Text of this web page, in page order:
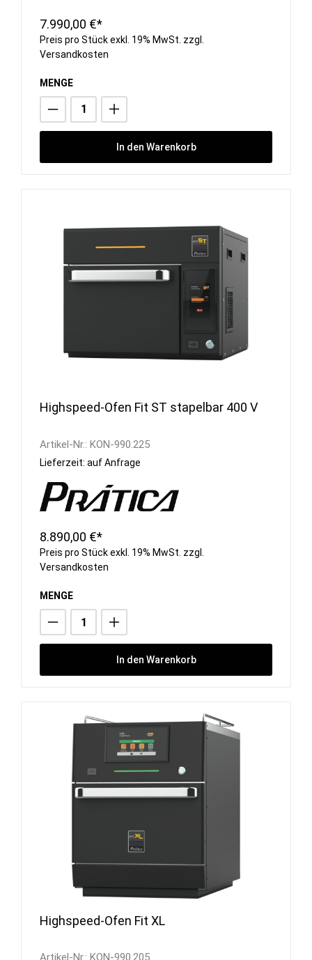
7.990,00 €*
Preis pro Stück exkl. 19% MwSt. zzgl.
Versandkosten
MENGE
In den Warenkorb
Highspeed-Ofen Fit ST stapelbar 400 V
Artikel-Nr.: KON-990.225
Lieferzeit: auf Anfrage
8.890,00 €*
Preis pro Stück exkl. 19% MwSt. zzgl.
Versandkosten
MENGE
In den Warenkorb
Highspeed-Ofen Fit XL
Artikel-Nr.: KON-990.205